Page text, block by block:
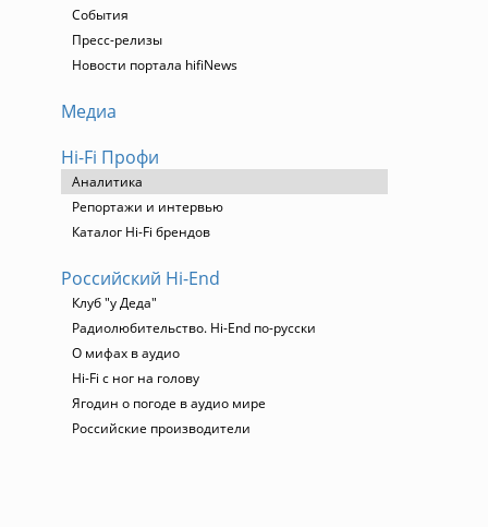
События
Пресс-релизы
Новости портала hifiNews
Медиа
Hi-Fi Профи
Аналитика
Репортажи и интервью
Каталог Hi-Fi брендов
Российский Hi-End
Клуб "у Деда"
Радиолюбительство. Hi-End по-русски
О мифах в аудио
Hi-Fi с ног на голову
Ягодин о погоде в аудио мире
Российские производители